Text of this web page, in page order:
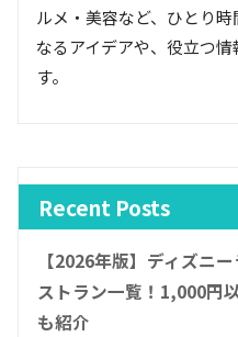
ルメ・美容など、ひとり
なるアイデアや、役立つ
す。
Recent Posts
【2026年版】ディズニ
ストラン一覧！1,000円
も紹介